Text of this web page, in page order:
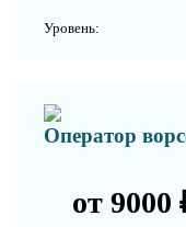
Уровень:
Оператор
от 9000